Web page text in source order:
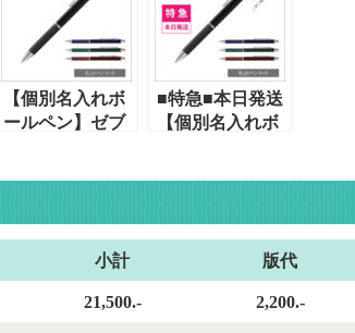
【個別名入れボ
ールペン】ゼブ
0.7mm
■特急■本日発送
【個別名入れボ
スリムペン
小計 版代
21,500.- 2,200.-